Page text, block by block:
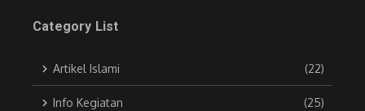
Category List
Artikel Islami (22)
Info Kegiatan (25)